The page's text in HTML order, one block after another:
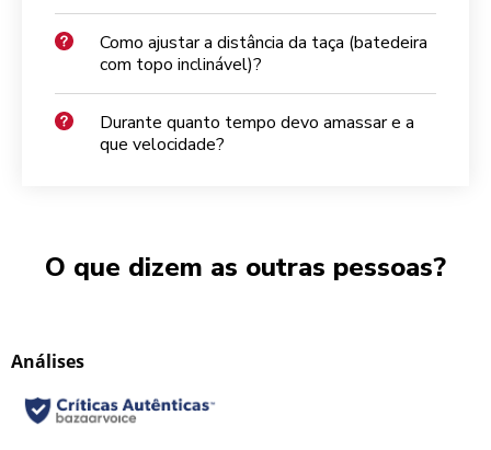
Como ajustar a distância da taça (batedeira
com topo inclinável)?
Durante quanto tempo devo amassar e a
que velocidade?
O que dizem as outras pessoas?